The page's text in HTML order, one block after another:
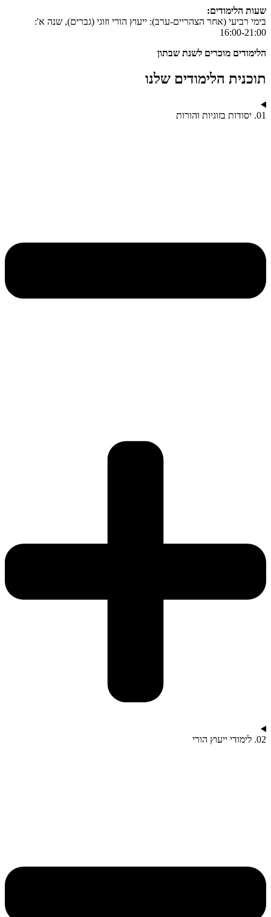
שעות הלימודים:
בימי רביעי (אחר הצהריים-ערב): ייעוץ הורי וזוגי (גברים), שנה א':
16:00-21:00
הלימודים מוכרים לשנת שבתון
תוכנית הלימודים שלנו
01. יסודות בזוגיות והורות
02. לימודי ייעוץ הורי